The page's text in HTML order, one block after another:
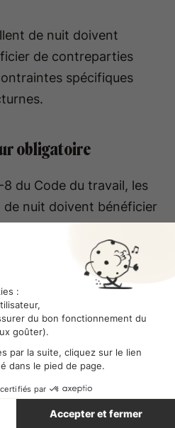
de nuit doivent
de contreparties
spécifiques
obligatoire
du Code du travail, les
de nuit doivent bénéficier
obligatoire sous forme
intégralement
une contrepartie
de compensation